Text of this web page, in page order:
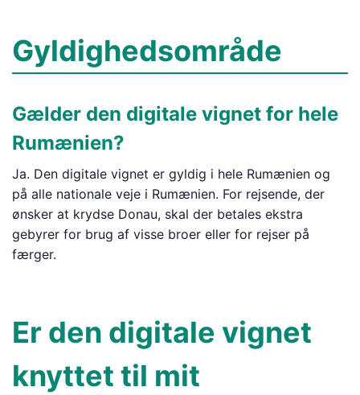
Gyldighedsområde
Gælder den digitale vignet for hele
Rumænien?
Ja. Den digitale vignet er gyldig i hele Rumænien og
på alle nationale veje i Rumænien. For rejsende, der
ønsker at krydse Donau, skal der betales ekstra
gebyrer for brug af visse broer eller for rejser på
færger.
Er den digitale vignet
knyttet til mit